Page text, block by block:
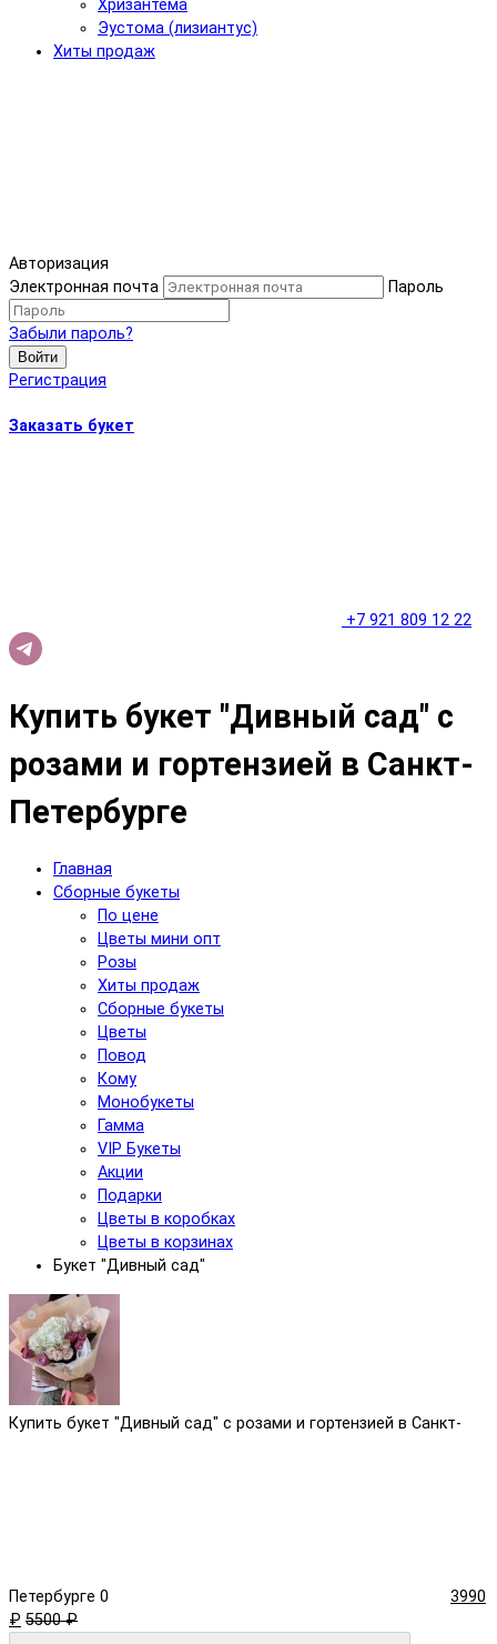
Хризантема
Эустома (лизиантус)
Хиты продаж
Авторизация
Электронная почта
Пароль
Забыли пароль?
Войти
Регистрация
Заказать букет
+7 921 809 12 22
Купить букет "Дивный сад" с
розами и гортензией в Санкт-
Петербурге
Главная
Сборные букеты
По цене
Цветы мини опт
Розы
Хиты продаж
Сборные букеты
Цветы
Повод
Кому
Монобукеты
Гамма
VIP Букеты
Акции
Подарки
Цветы в коробках
Цветы в корзинах
Букет "Дивный сад"
Купить букет "Дивный сад" с розами и гортензией в Санкт-
Петербурге 0
3990
₽ 5500 ₽